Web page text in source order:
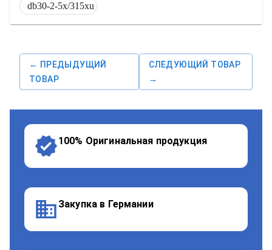
db30-2-5x/315xu
← ПРЕДЫДУЩИЙ
ТОВАР
СЛЕДУЮЩИЙ ТОВАР
→
100% Оригинальная продукция
Закупка в Германии